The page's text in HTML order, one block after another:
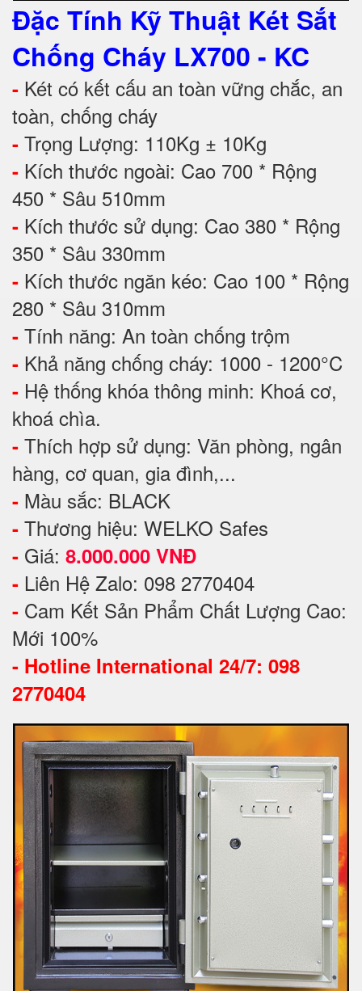
Đặc Tính Kỹ Thuật Két Sắt
Chống Cháy LX700 - KC
- Két có kết cấu an toàn vững chắc, an
toàn, chống cháy
- Trọng Lượng: 110Kg ± 10Kg
- Kích thước ngoài: Cao 700 * Rộng
450 * Sâu 510mm
- Kích thước sử dụng: Cao 380 * Rộng
350 * Sâu 330mm
- Kích thước ngăn kéo: Cao 100 * Rộng
280 * Sâu 310mm
- Tính năng: An toàn chống trộm
- Khả năng chống cháy: 1000 - 1200°C
- Hệ thống khóa thông minh: Khoá cơ,
khoá chìa.
- Thích hợp sử dụng: Văn phòng, ngân
hàng, cơ quan, gia đình,...
- Màu sắc: BLACK
- Thương hiệu: WELKO Safes
- Giá: 8.000.000 VNĐ
- Liên Hệ Zalo: 098 2770404
- Cam Kết Sản Phẩm Chất Lượng Cao:
Mới 100%
- Hotline International 24/7: 098
2770404